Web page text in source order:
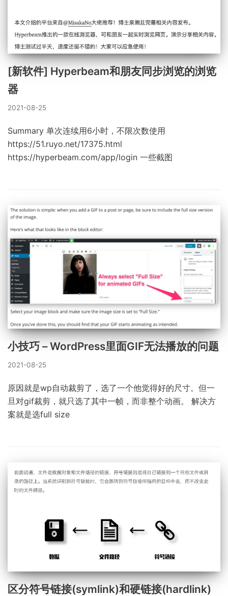
[新软件] Hyperbeam和朋友同步浏览的浏览
器
2021-08-25
Summary 单次连续用6小时，不限次数使用
https://51.ruyo.net/17375.html
https://hyperbeam.com/app/login 一些截图
小技巧 – WordPress里面GIF无法播放的问题
2021-08-25
原因就是wp自动裁剪了，选了一个他觉得好的尺寸。但一
旦对gif裁剪，就只选了其中一帧，而非整个动画。 解决方
案就是选full size
区分符号链接(symlink)和硬链接(hardlink)